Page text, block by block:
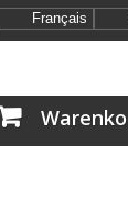
Français